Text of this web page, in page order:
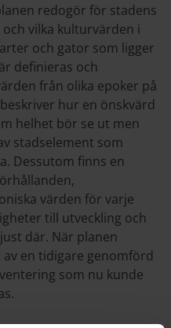
redogör för stadens
vilka kulturvärden i
och gator som ligger
definieras och
från olika epoker på
hur en önskvärd
helhet bör se ut men
stadselement som
Dessutom finns en
värden för varje
till utveckling och
där. När planen
en tidigare genomförd
som nu kunde